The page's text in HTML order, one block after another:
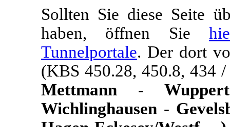
Sollten Sie diese Seite
haben, öffnen Sie
Tunnelportale. Der dort
(KBS 450.28, 450.8, 434
Mettmann -
Wichlinghausen -